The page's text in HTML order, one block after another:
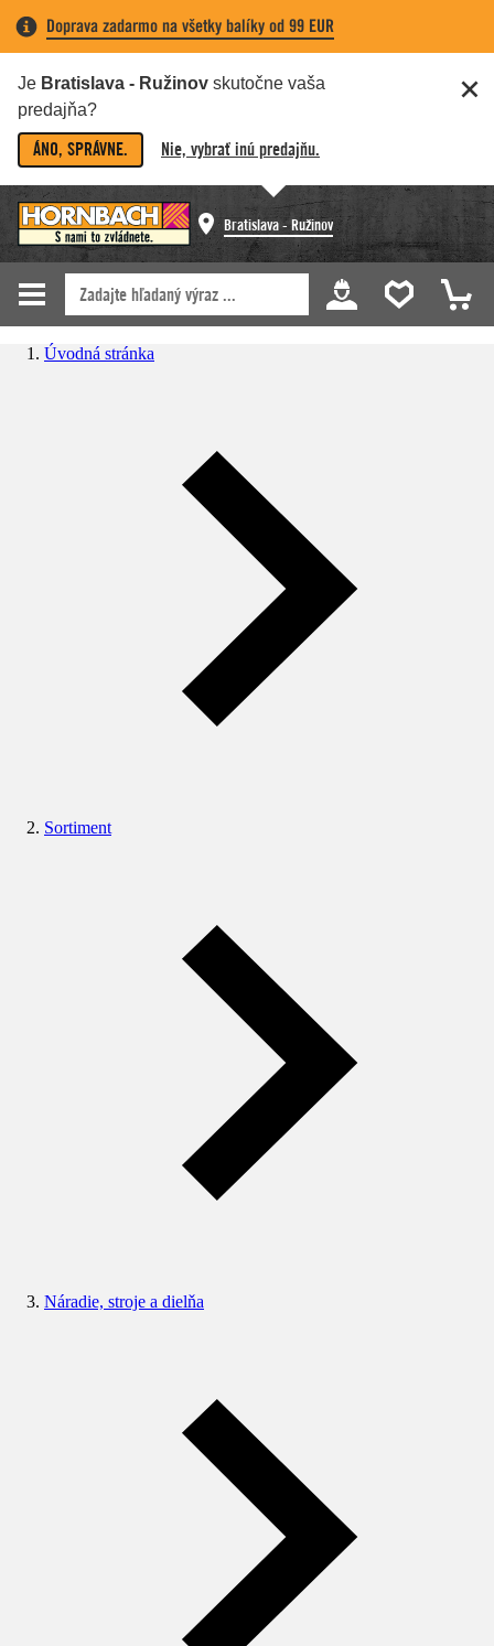
Doprava zadarmo na všetky balíky od 99 EUR
Je Bratislava - Ružinov skutočne vaša
predajňa?
ÁNO, SPRÁVNE. Nie, vybrať inú predajňu.
Bratislava - Ružinov
Úvodná stránka
Sortiment
Náradie, stroje a dielňa